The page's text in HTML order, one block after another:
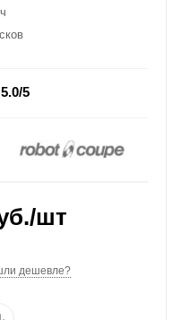
5.0/5
/шт
дешевле?